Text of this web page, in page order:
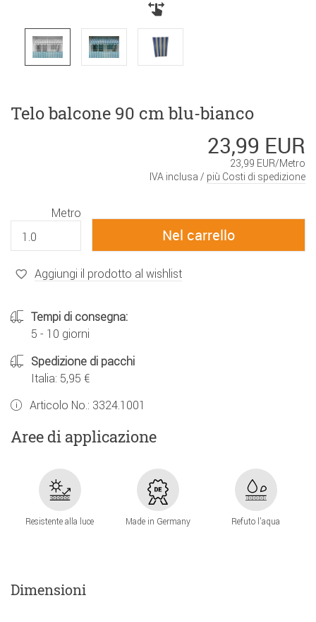
Telo balcone 90 cm blu-bianco
23,99 EUR
23,99 EUR/Metro
IVA inclusa / più Costi di spedizione
Metro
Aggiungi il prodotto al wishlist
Tempi di consegna:
5 - 10 giorni
Spedizione di pacchi
Italia: 5,95 €
Articolo No.: 3324.1001
Aree di applicazione
Resistente alla luce Made in Germany Refuto l'aqua
Dimensioni